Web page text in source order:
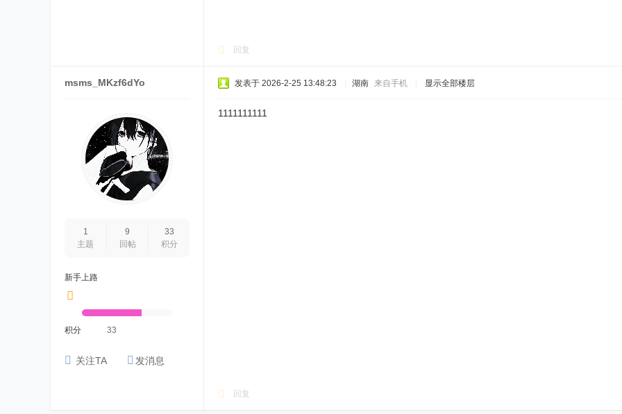
回复
msms_MKzf6dYo
1
主题
9
回帖
33
积分
新手上路
积分 33
关注TA 发消息
发表于 2026-2-25 13:48:23 湖南 来自手机 显示全部楼层
1111111111
回复